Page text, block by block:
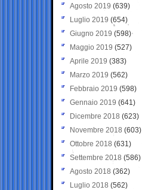
Agosto 2019 (639)
Luglio 2019 (654)
Giugno 2019 (598)
Maggio 2019 (527)
Aprile 2019 (383)
Marzo 2019 (562)
Febbraio 2019 (598)
Gennaio 2019 (641)
Dicembre 2018 (623)
Novembre 2018 (603)
Ottobre 2018 (631)
Settembre 2018 (586)
Agosto 2018 (362)
Luglio 2018 (562)